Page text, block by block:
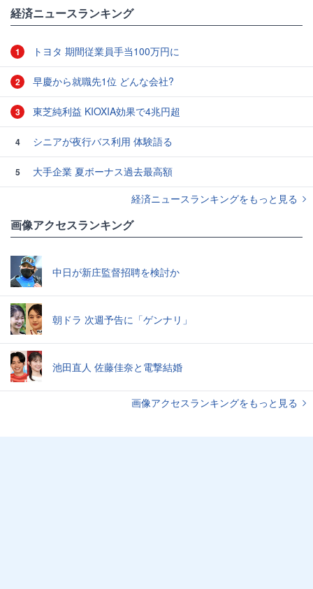
経済ニュースランキング
1 トヨタ 期間従業員手当100万円に
2 早慶から就職先1位 どんな会社?
3 東芝純利益 KIOXIA効果で4兆円超
4 シニアが夜行バス利用 体験語る
5
大手企業 夏ボーナス過去最高額
経済ニュースランキングをもっと見る
画像アクセスランキング
中日が新庄監督招聘を検討か
朝ドラ 次週予告に「ゲンナリ」
池田直人 佐藤佳奈と電撃結婚
画像アクセスランキングをもっと見る